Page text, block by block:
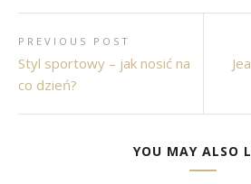
PREVIOUS POST
Styl sportowy – jak nosić na
co dzień?
YOU MAY ALSO